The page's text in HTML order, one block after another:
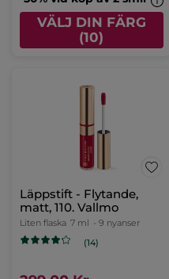
VÄLJ DIN FÄRG
(10)
Läppstift - Flytande,
matt, 110. Vallmo
Liten flaska 7 ml - 9 nyanser
(14)